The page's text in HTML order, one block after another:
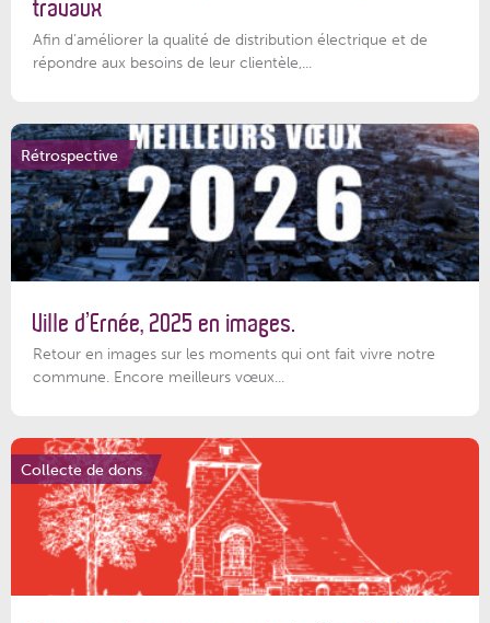
travaux
Afin d’améliorer la qualité de distribution électrique et de
répondre aux besoins de leur clientèle,...
Rétrospective
Ville d’Ernée, 2025 en images.
Retour en images sur les moments qui ont fait vivre notre
commune. Encore meilleurs vœux...
Collecte de dons